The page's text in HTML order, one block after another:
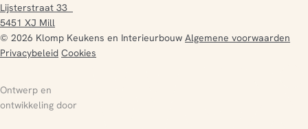
Lijsterstraat 33
5451 XJ Mill
© 2026 Klomp Keukens en Interieurbouw Algemene voorwaarden
Privacybeleid Cookies
Ontwerp en
ontwikkeling door